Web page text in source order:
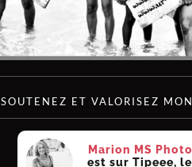
SOUTENEZ ET VALORISEZ
Marion MS
est sur Tipeee,